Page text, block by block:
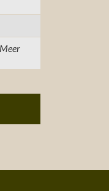
Meer